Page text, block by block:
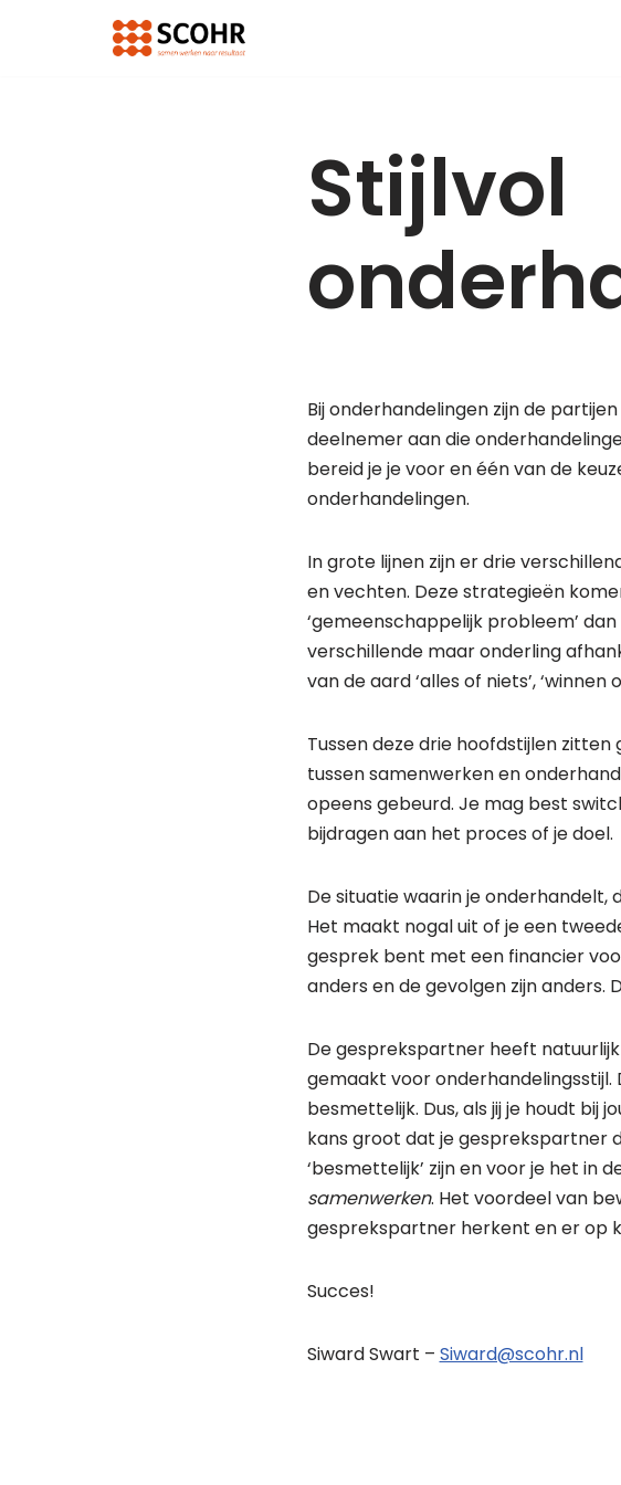
Stijlvol
Bij onderhandelingen zijn de
deelnemer aan die
bereid je je voor en één van de
onderhandelingen.
In grote lijnen zijn er drie
en vechten. Deze strategieën
‘gemeenschappelijk probleem’
verschillende maar onderling
van de aard ‘alles of niets’,
Tussen deze drie hoofdstijlen
tussen samenwerken en
opeens gebeurd. Je mag best
bijdragen aan het proces of je doel.
De situatie waarin je onderhandelt,
Het maakt nogal uit of je een
gesprek bent met een financier
anders en de gevolgen zijn anders.
De gesprekspartner heeft
gemaakt voor onderhandelingsstijl.
besmettelijk. Dus, als jij je houdt bij
kans groot dat je gesprekspartner
‘besmettelijk’ zijn en voor je het in
samenwerken. Het voordeel van
gesprekspartner herkent en er op
Succes!
Siward Swart – Siward@scohr.nl